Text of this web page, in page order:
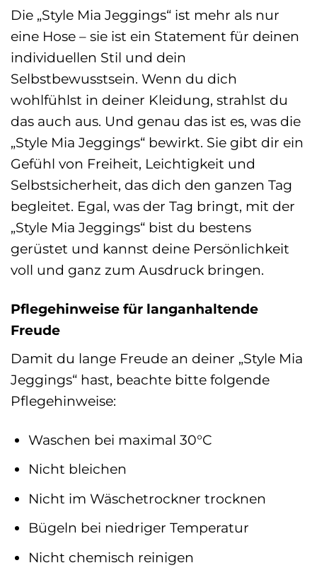
Die „Style Mia Jeggings“ ist mehr als nur
eine Hose – sie ist ein Statement für deinen
individuellen Stil und dein
Selbstbewusstsein. Wenn du dich
wohlfühlst in deiner Kleidung, strahlst du
das auch aus. Und genau das ist es, was die
„Style Mia Jeggings“ bewirkt. Sie gibt dir ein
Gefühl von Freiheit, Leichtigkeit und
Selbstsicherheit, das dich den ganzen Tag
begleitet. Egal, was der Tag bringt, mit der
„Style Mia Jeggings“ bist du bestens
gerüstet und kannst deine Persönlichkeit
voll und ganz zum Ausdruck bringen.
Pflegehinweise für langanhaltende
Freude
Damit du lange Freude an deiner „Style Mia
Jeggings“ hast, beachte bitte folgende
Pflegehinweise:
Waschen bei maximal 30°C
Nicht bleichen
Nicht im Wäschetrockner trocknen
Bügeln bei niedriger Temperatur
Nicht chemisch reinigen